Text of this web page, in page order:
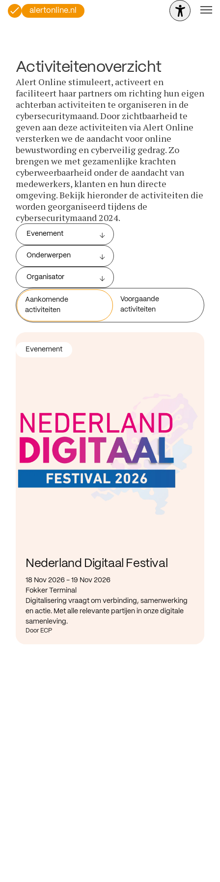
alertonline.nl
Activiteitenoverzicht
Alert Online stimuleert, activeert en
faciliteert haar partners om richting hun eigen
achterban activiteiten te organiseren in de
cybersecuritymaand. Door zichtbaarheid te
geven aan deze activiteiten via Alert Online
versterken we de aandacht voor online
bewustwording en cyberveilig gedrag. Zo
brengen we met gezamenlijke krachten
cyberweerbaarheid onder de aandacht van
medewerkers, klanten en hun directe
omgeving. Bekijk hieronder de activiteiten die
worden georganiseerd tijdens de
cybersecuritymaand 2024.
Evenement
Onderwerpen
Organisator
Aankomende
activiteiten
Voorgaande
activiteiten
Nederland Digitaal Festival
18 Nov 2026 - 19 Nov 2026
Fokker Terminal
Digitalisering vraagt om verbinding, samenwerking
en actie. Met alle relevante partijen in onze digitale
samenleving.
Door ECP
Evenement